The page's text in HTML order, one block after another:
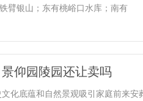
臂银山；东有桃峪口水库；南有
仰园陵园还让卖吗
化底蕴和自然景观吸引家庭前来